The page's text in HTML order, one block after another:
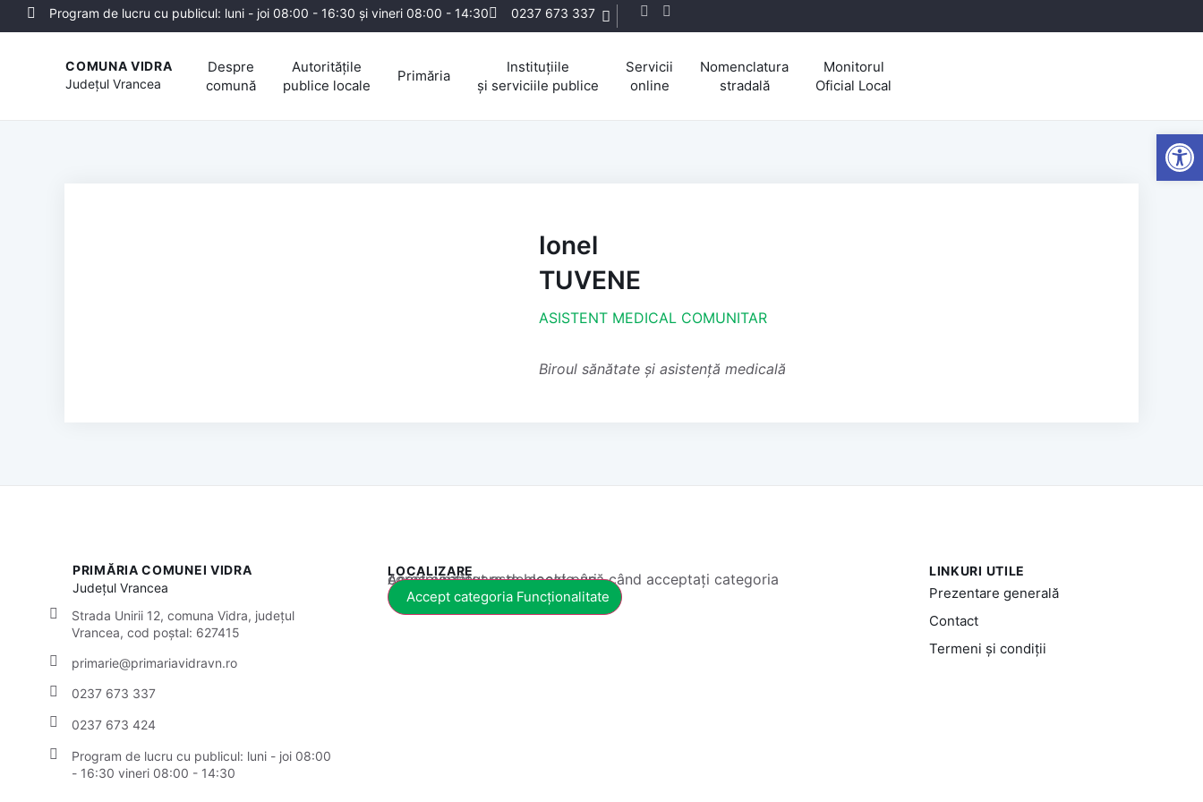
Program de lucru cu publicul: luni - joi 08:00 - 16:30 și vineri 08:00 - 14:30 0237 673 337
COMUNA VIDRA
JudețulVrancea
Despre
comună
Autoritățile
publice locale
Primăria
Instituțiile
și serviciile publice
Servicii
online
Nomenclatura
stradală
Monitorul
Oficial Local
Ionel
TUVENE
ASISTENT MEDICAL COMUNITAR
Biroul sănătate și asistență medicală
PRIMĂRIA COMUNEI VIDRA
JudețulVrancea
Strada Unirii 12, comuna Vidra, județul
Vrancea, cod poștal: 627415
primarie@primariavidravn.ro
0237 673 337
0237 673 424
Program de lucru cu publicul: luni - joi 08:00
- 16:30 vineri 08:00 - 14:30
LOCALIZARE
Acest conținut este blocat până când acceptați categoria corespunzătoare de cookie-uri.
Accept categoria Funcționalitate
LINKURI UTILE
Prezentare generală
Contact
Termeni și condiții